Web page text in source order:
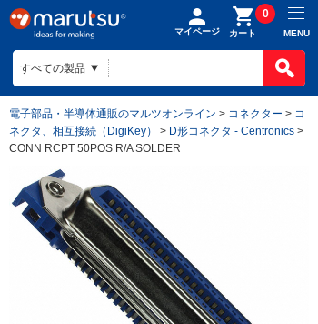
マイページ カート
0
MENU
電子部品・半導体通販のマルツオンライン > コネクター > コ
ネクタ、相互接続（DigiKey）
> D形コネクタ - Centronics >
CONN RCPT 50POS R/A SOLDER